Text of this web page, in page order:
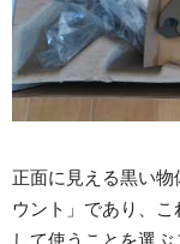
正面に見える黒い
ウント」であり、